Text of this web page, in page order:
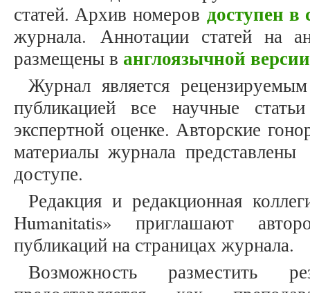
статей. Архив номеров доступен в
журнала. Аннотации статей на
размещены в англоязычной версии
Журнал является
публикацией все научные
экспертной оценке. Авторские
материалы журнала
доступе.
Редакция и редакционная
Humanitatis» приглашают
публикаций на страницах журнала.
Возможность разместить